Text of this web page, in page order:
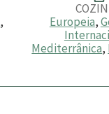
,
Europeia,
Mediterrânica,